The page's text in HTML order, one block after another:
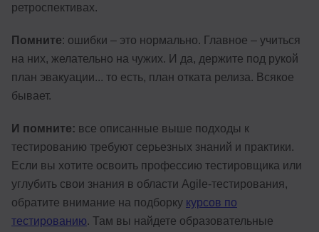
ретроспективах.
Помните: ошибки – это нормально. Главное – учиться
на них, желательно на чужих. И да, держите под рукой
план эвакуации... то есть, план отката релиза. Всякое
бывает.
И помните: все описанные выше подходы к
тестированию требуют серьезных знаний и практики.
Если вы хотите освоить профессию тестировщика или
углубить свои знания в области Agile-тестирования,
обратите внимание на подборку курсов по
тестированию. Там вы найдете образовательные